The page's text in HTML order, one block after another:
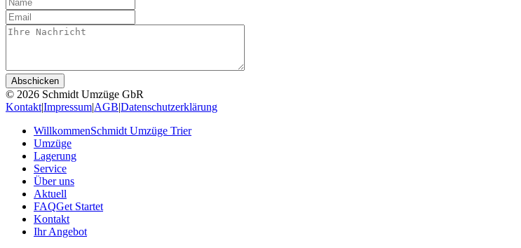
© 2026 Schmidt Umzüge GbR
Kontakt|Impressum|AGB|Datenschutzerklärung
WillkommenSchmidt Umzüge Trier
Umzüge
Lagerung
Service
Über uns
Aktuell
FAQGet Startet
Kontakt
Ihr Angebot